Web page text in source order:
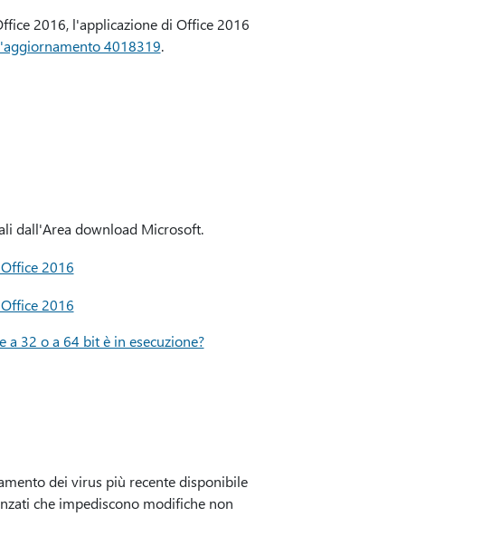
2016, l'applicazione di Office 2016
4018319.
dall'Area download Microsoft.
2016
2016
a 32 o a 64 bit è in esecuzione?
dei virus più recente disponibile
che impediscono modifiche non